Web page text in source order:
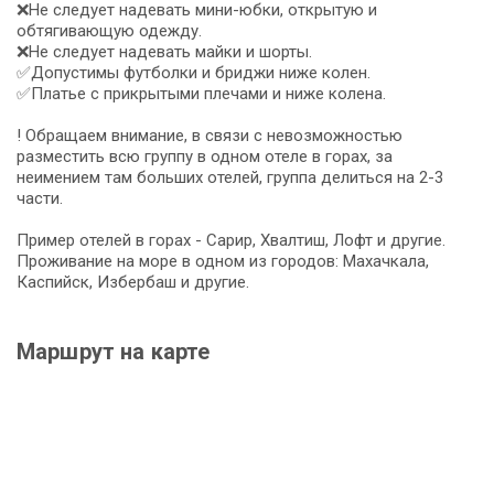
❌Не следует надевать мини-юбки, открытую и
обтягивающую одежду.
❌Не следует надевать майки и шорты.
✅Допустимы футболки и бриджи ниже колен.
✅Платье с прикрытыми плечами и ниже колена.
! Обращаем внимание, в связи с невозможностью
разместить всю группу в одном отеле в горах, за
неимением там больших отелей, группа делиться на 2-3
части.
Пример отелей в горах - Сарир, Хвалтиш, Лофт и другие.
Проживание на море в одном из городов: Махачкала,
Каспийск, Избербаш и другие.
Маршрут на карте